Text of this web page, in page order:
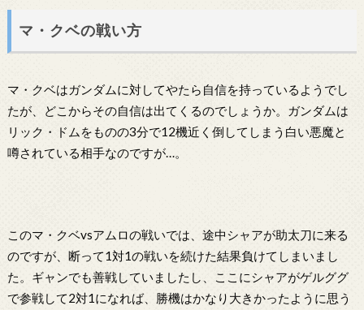
マ・クベの戦い方
マ・クベはガンダムに対してやたら自信を持っているようでし
たが、どこからその自信は出てくるのでしょうか。ガンダムは
リック・ドムをものの3分で12機近く倒してしまう白い悪魔と
噂されている相手なのですが…。
このマ・クベvsアムロの戦いでは、途中シャアが助太刀に来る
のですが、断って1対1の戦いを続けた結果負けてしまいまし
た。ギャンでも善戦していましたし、ここにシャアがゲルググ
で参戦して2対1になれば、勝機はかなり大きかったように思う